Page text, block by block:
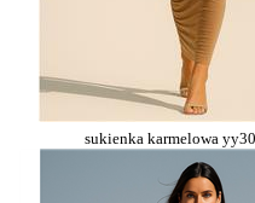
sukienka karmelowa